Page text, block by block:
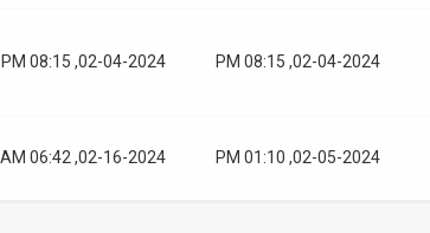
02-04-2024, 08:15 PM
02-04-2024, 08:15 PM
02-05-2024, 01:10 PM
02-16-2024, 06:42 AM